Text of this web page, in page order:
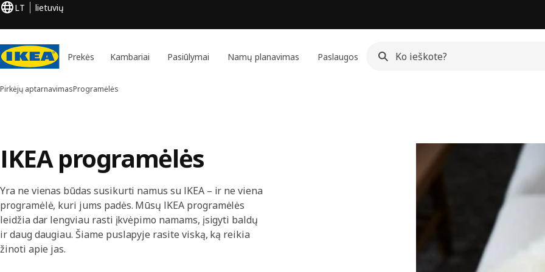
LT lietuvių
Prekės Kambariai Pasiūlymai Namų planavimas Paslaugos
Pirkėjų aptarnavimasProgramėlės
IKEA programėlės
Yra ne vienas būdas susikurti namus su IKEA – ir ne viena
programėlė, kuri jums padės. Mūsų IKEA programėlės
leidžia dar lengviau rasti įkvėpimo namams, įsigyti baldų
ir daug daugiau. Šiame puslapyje rasite viską, ką reikia
žinoti apie jas.